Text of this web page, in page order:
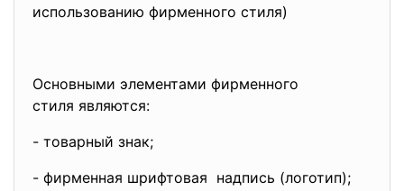
использованию фирменного стиля)
Основными элементами фирменного
стиля являются:
- товарный знак;
- фирменная шрифтовая надпись (логотип);